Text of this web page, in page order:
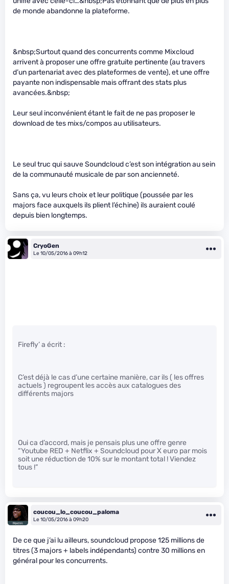
de monde abandonne la plateforme.
&nbsp;Surtout quand des concurrents comme Mixcloud
arrivent à proposer une offre gratuite pertinente (au travers
d’un partenariat avec des plateformes de vente), et une offre
payante non indispensable mais offrant des stats plus
avancées.&nbsp;
Leur seul inconvénient étant le fait de ne pas proposer le
download de tes mixs/compos au utilisateurs.
Le seul truc qui sauve Soundcloud c’est son intégration au sein
de la communauté musicale de par son ancienneté.
Sans ça, vu leurs choix et leur politique (poussée par les
majors face auxquels ils plient l’échine) ils auraient coulé
depuis bien longtemps.
CryoGen
Le 10/05/2016 à 09h12
Firefly’ a écrit :
C’est déjà le cas d’une certaine manière, car ils ( les offres
actuels ) regroupent les accès aux catalogues des
différents majors
Oui ca d’accord, mais je pensais plus une offre genre
“Youtube RED + Netflix + Soundcloud pour X euro par mois
soit une réduction de 10% sur le montant total ! Viendez
tous !”
coucou_lo_coucou_paloma
Le 10/05/2016 à 09h20
De ce que j’ai lu ailleurs, soundcloud propose 125 millions de
titres (3 majors + labels indépendants) contre 30 millions en
général pour les concurrents.